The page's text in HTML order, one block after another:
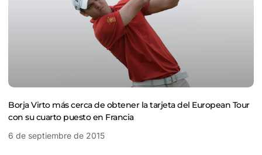
Borja Virto más cerca de obtener la tarjeta del European Tour
con su cuarto puesto en Francia
6 de septiembre de 2015